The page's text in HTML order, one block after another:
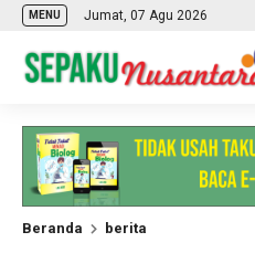
MENU Jumat, 07 Agu 2026
Beranda berita